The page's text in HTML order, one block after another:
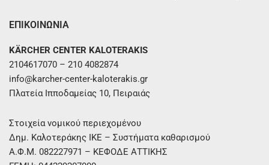
ΕΠΙΚΟΙΝΩΝΙΑ
KÄRCHER CENTER KALOTERAKIS
2104617070 – 210 4082874
info@karcher-center-kaloterakis.gr
Πλατεία Ιπποδαμείας 10, Πειραιάς
Στοιχεία νομικού περιεχομένου
Δημ. Καλοτεράκης ΙΚΕ – Συστήματα καθαρισμού
Α.Φ.Μ. 082227971 – ΚΕΦΟΔΕ ΑΤΤΙΚΗΣ